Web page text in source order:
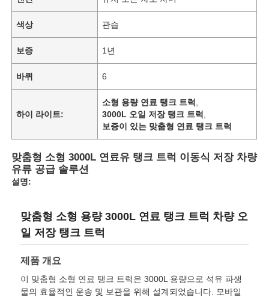
홈
제품 소개
회사 소개
공장 투어
연락처
뉴스
색상 관습
보증 1년
바퀴 6
하이 라이트:
소형 용량 연료 탱크 트럭
3000L 오일 저장 탱크 트럭
보증이 있는 맞춤형 연료 탱크 트럭
맞춤형 소형 3000L 연료유 탱크 트럭 이동식 저장 차량
유류 공급 솔루션
설명:
맞춤형 소형 용량 3000L 연료 탱크 트럭 차량 오
일 저장 탱크 트럭
제품 개요
이 맞춤형 소형 연료 탱크 트럭은 3000L 용량으로 석유 파생
물의 효율적인 운송 및 보관을 위해 설계되었습니다. 모바일